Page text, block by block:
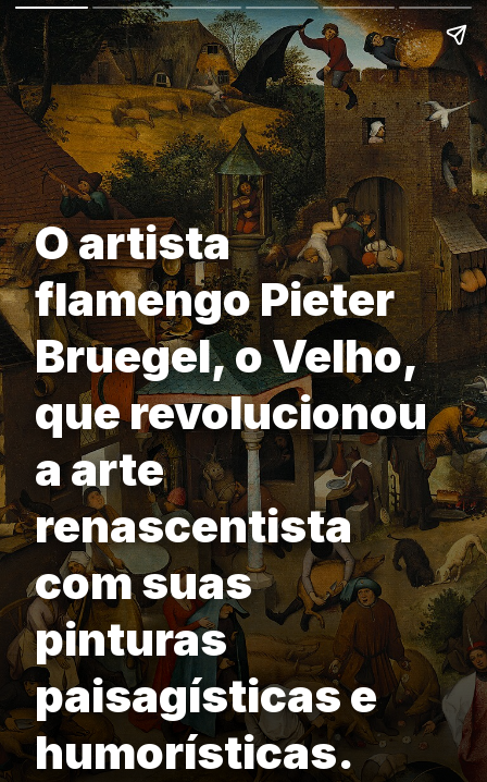
O artista
flamengo Pieter
Bruegel, o Velho,
que revolucionou
a arte
renascentista
com suas
pinturas
paisagísticas e
humorísticas.